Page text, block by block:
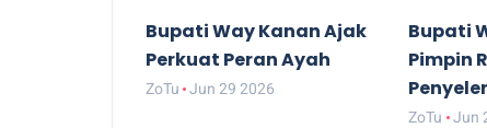
Bupati Way Kanan Ajak
Perkuat Peran Ayah
ZoTu Jun 29 2026
Bupati
Pimpin
ZoTu Jun